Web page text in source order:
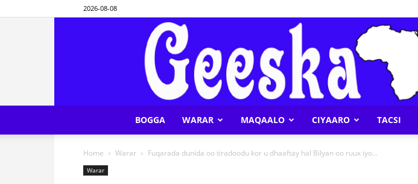
2026-08-08
BOGGA WARAR MAQAALO CIYAARO TACSI
Home Warar Fuqarada dunida oo tiradoodu kor u dhaaftay hal Bilyan oo ruux iyo...
Warar